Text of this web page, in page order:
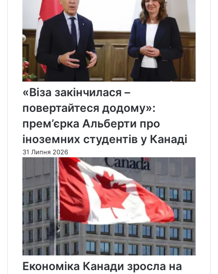
«Віза закінчилася –
повертайтеся додому»:
прем’єрка Альберти про
іноземних студентів у Канаді
31 Липня 2026
Економіка Канади зросла на